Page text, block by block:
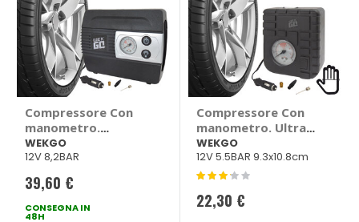
Compressore Con
manometro.
Multifunzione -
WEKGO
WEKGO
12V 8,2BAR
39,60 €
CONSEGNA IN
48H
Compressore Con
manometro. Ultra
compatto - WEKGO
WEKGO
12V 5.5BAR 9.3x10.8cm
Valutazione:
60%
22,30 €